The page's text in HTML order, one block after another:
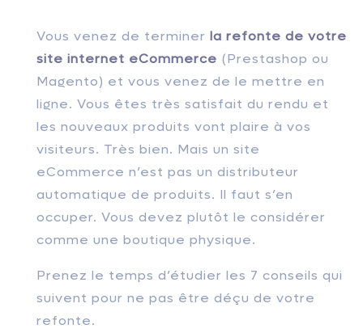
Vous venez de terminer la refonte de votre
site internet eCommerce (Prestashop ou
Magento) et vous venez de le mettre en
ligne. Vous êtes très satisfait du rendu et
les nouveaux produits vont plaire à vos
visiteurs. Très bien. Mais un site
eCommerce n’est pas un distributeur
automatique de produits. Il faut s’en
occuper. Vous devez plutôt le considérer
comme une boutique physique.
Prenez le temps d’étudier les 7 conseils qui
suivent pour ne pas être déçu de votre
refonte.